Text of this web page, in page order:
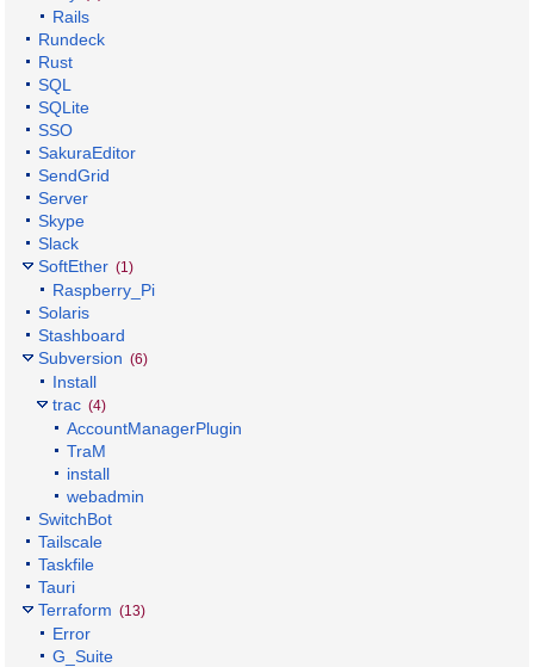
Rails
Rundeck
Rust
SQL
SQLite
SSO
SakuraEditor
SendGrid
Server
Skype
Slack
SoftEther (1)
Raspberry_Pi
Solaris
Stashboard
Subversion (6)
Install
trac (4)
AccountManagerPlugin
TraM
install
webadmin
SwitchBot
Tailscale
Taskfile
Tauri
Terraform (13)
Error
G_Suite